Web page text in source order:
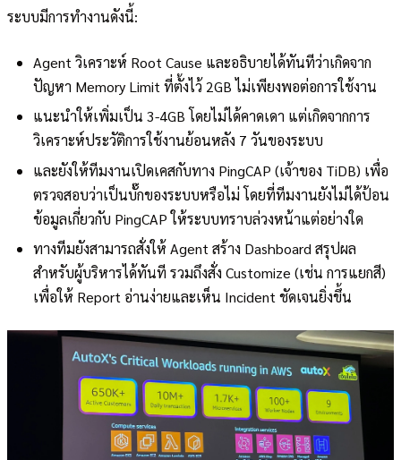
ระบบมีการทำงานดังนี้:
Agent วิเคราะห์ Root Cause และอธิบายได้ทันทีว่าเกิดจาก
ปัญหา Memory Limit ที่ตั้งไว้ 2GB ไม่เพียงพอต่อการใช้งาน
แนะนำให้เพิ่มเป็น 3-4GB โดยไม่ได้คาดเดา แต่เกิดจากการ
วิเคราะห์ประวัติการใช้งานย้อนหลัง 7 วันของระบบ
และยังให้ทีมงานเปิดเคสกับทาง PingCAP (เจ้าของ TiDB) เพื่อ
ตรวจสอบว่าเป็นบั๊กของระบบหรือไม่ โดยที่ทีมงานยังไม่ได้ป้อน
ข้อมูลเกี่ยวกับ PingCAP ให้ระบบทราบล่วงหน้าแต่อย่างใด
ทางทีมยังสามารถสั่งให้ Agent สร้าง Dashboard สรุปผล
สำหรับผู้บริหารได้ทันที รวมถึงสั่ง Customize (เช่น การแยกสี)
เพื่อให้ Report อ่านง่ายและเห็น Incident ชัดเจนยิ่งขึ้น